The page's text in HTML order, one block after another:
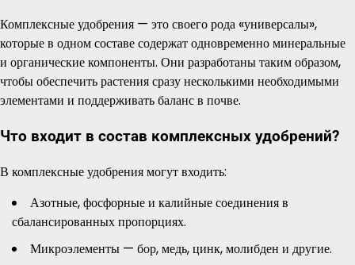
Комплексные удобрения — это своего рода «универсалы»,
которые в одном составе содержат одновременно минеральные
и органические компоненты. Они разработаны таким образом,
чтобы обеспечить растения сразу несколькими необходимыми
элементами и поддерживать баланс в почве.
Что входит в состав комплексных удобрений?
В комплексные удобрения могут входить:
Азотные, фосфорные и калийные соединения в
сбалансированных пропорциях.
Микроэлементы — бор, медь, цинк, молибден и другие.